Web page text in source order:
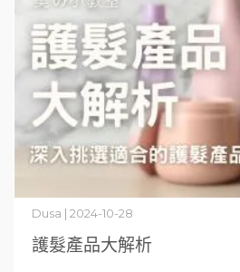
護髮產品大解析
Dusa | 2024-10-28